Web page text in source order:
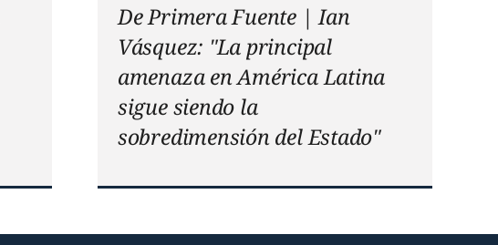
De Primera Fuente | Ian
Vásquez: "La principal
amenaza en América Latina
sigue siendo la
sobredimensión del Estado"